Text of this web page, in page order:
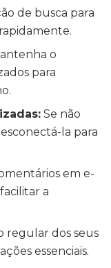
de busca para
o
para
Se não
la para
em e-
a
regular dos seus
essenciais.